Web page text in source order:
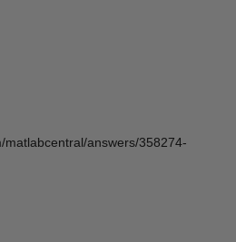
answers/358274-